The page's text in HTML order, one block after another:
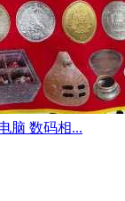
脑 数码相...